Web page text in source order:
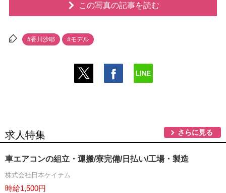
この写真の記事を読む
#香川沙耶 #モデル
求人特集 さらに見る
車エアコンの組立・運搬/寮完備/日払い/工場・製造
株式会社日本ケイテム
時給1,500円